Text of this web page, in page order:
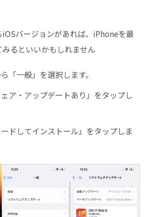
バージョンがあれば、iPhoneを最
るといいかもしれません
「一般」を選択します。
ェア・アップデートあり」をタップし
ードしてインストール」をタップしま